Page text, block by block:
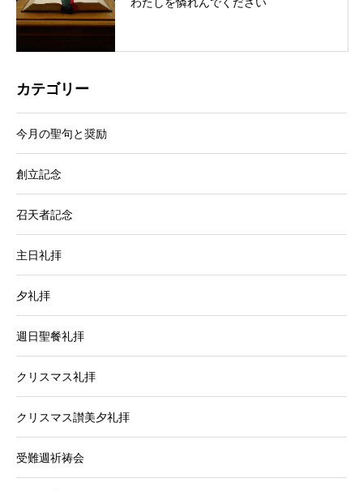
カテゴリー
今月の聖句と奨励
創立記念
召天者記念
主日礼拝
夕礼拝
週日聖餐礼拝
クリスマス礼拝
クリスマス讃美夕礼拝
受難週祈祷会